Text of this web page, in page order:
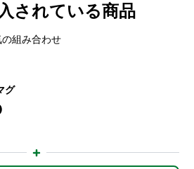
されている商品
組み合わせ
グ